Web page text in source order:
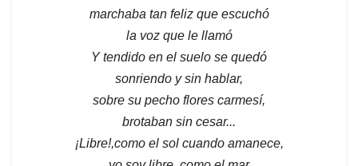
marchaba tan feliz que escuchó
la voz que le llamó
Y tendido en el suelo se quedó
sonriendo y sin hablar,
sobre su pecho flores carmesí,
brotaban sin cesar...
¡Libre!,como el sol cuando amanece,